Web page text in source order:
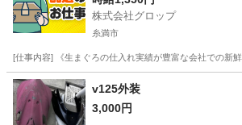
株式会社グロップ
糸満市
[仕事内容] 《生まぐろの仕入れ実績が豊富な会社での新
沖縄 糸満市 ドライバー
v125外装
3,000円